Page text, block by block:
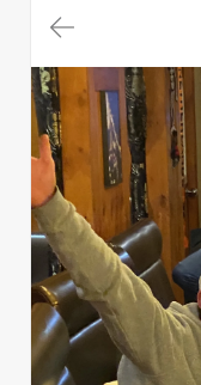
가
기
(메
인,
모
게
시
판,
모
임,
M
Y)